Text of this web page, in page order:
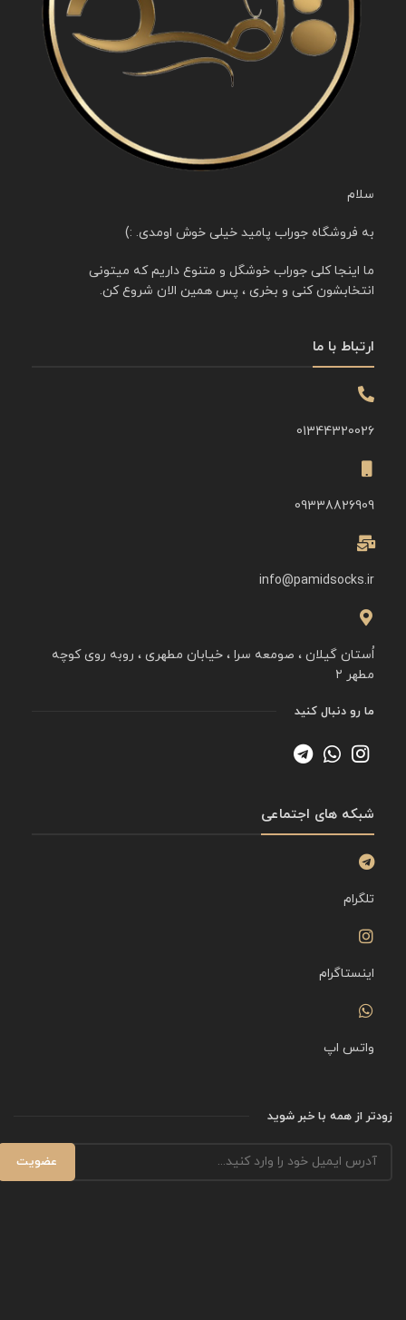
سلام
به فروشگاه جوراب پامید خیلی خوش اومدی. :)
ما اینجا کلی جوراب خوشگل و متنوع داریم که میتونی
انتخابشون کنی و بخری ، پس همین الان شروع کن.
ارتباط با ما
01344320026
09338826909
info@pamidsocks.ir
اُستان گیلان ، صومعه سرا ، خیابان مطهری ، روبه روی کوچه
مطهر ۲
ما رو دنبال کنید
شبکه های اجتماعی
تلگرام
اینستاگرام
واتس اپ
زودتر از همه با خبر شوید